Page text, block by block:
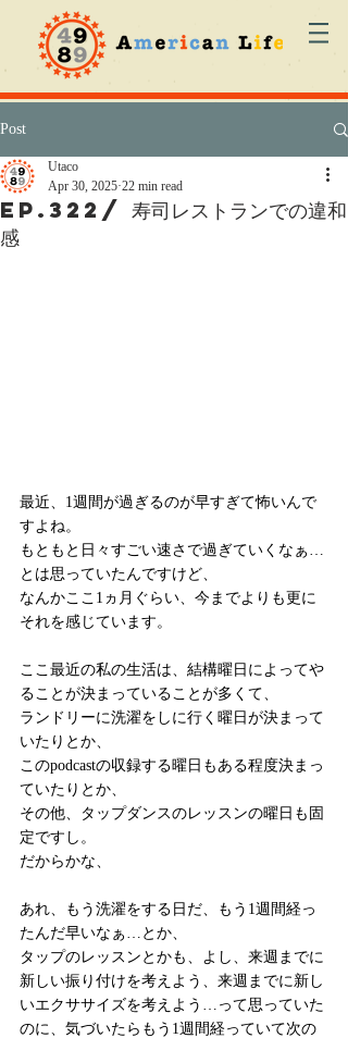
Post
ep.322/ 寿司レストランでの違和
感
Utaco
Apr 30, 2025 22 min read
最近、1週間が過ぎるのが早すぎて怖いんで
すよね。
もともと日々すごい速さで過ぎていくなぁ…
とは思っていたんですけど、
なんかここ1ヵ月ぐらい、今までよりも更に
それを感じています。
ここ最近の私の生活は、結構曜日によってや
ることが決まっていることが多くて、
ランドリーに洗濯をしに行く曜日が決まって
いたりとか、
このpodcastの収録する曜日もある程度決まっ
ていたりとか、
その他、タップダンスのレッスンの曜日も固
定ですし。
だからかな、
あれ、もう洗濯をする日だ、もう1週間経っ
たんだ早いなぁ…とか、
タップのレッスンとかも、よし、来週までに
新しい振り付けを考えよう、来週までに新し
いエクササイズを考えよう…って思っていた
のに、気づいたらもう1週間経っていて次の